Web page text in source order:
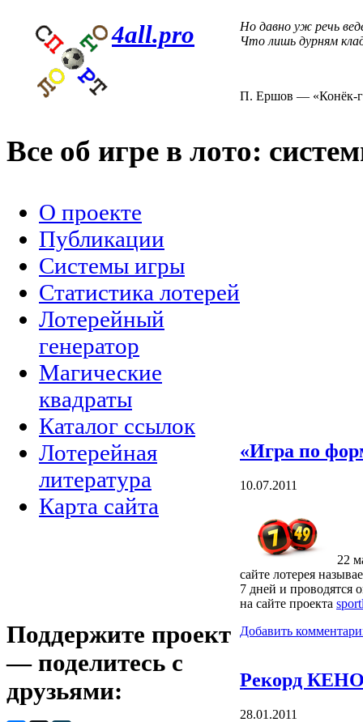
4all.pro
Но давно уж речь
Что лишь дурням
П. Ершов — «Конёк-
Все об игре в лото:
О проекте
Публикации
Системы игры
Статистика лотерей
Лотерейный
генератор
Магические
квадраты
Каталог ссылок
Лотерейная
литература
Карта сайта
Поддержите проект
— поделитесь с
друзьями:
«Игра по
10.07.2011
22
сайте лотерея
7 дней и проводятся
на сайте проекта
Добавить
Рекорд
28.01.2011